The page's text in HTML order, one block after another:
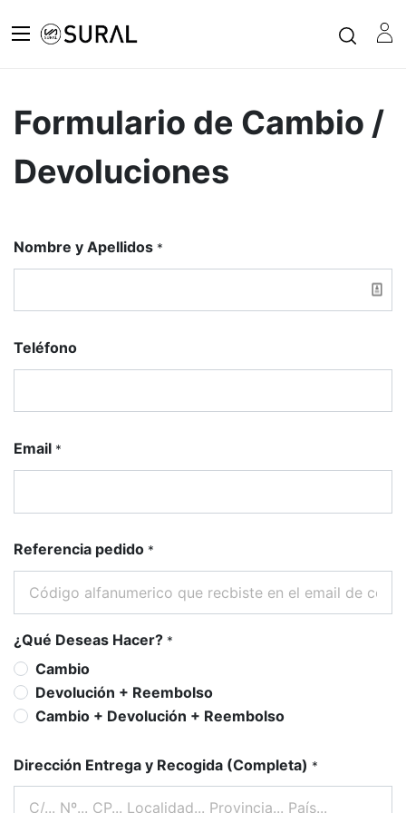
Formulario de Cambio /
Devoluciones
Nombre y Apellidos *
Teléfono
Email *
Referencia pedido *
¿Qué Deseas Hacer? *
Cambio
Devolución + Reembolso
Cambio + Devolución + Reembolso
Dirección Entrega y Recogida (Completa) *